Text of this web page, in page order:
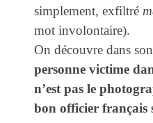
simplement, exfiltré
mot involontaire).
On découvre dans
personne victime
n’est pas le
bon officier français